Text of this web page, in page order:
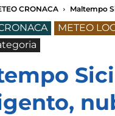
CRONACA Maltempo
METEO